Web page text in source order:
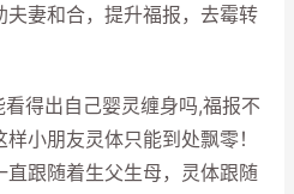
妻和合，提升福报，去霉转
得出自己婴灵缠身吗,福报不
小朋友灵体只能到处飘零！
跟随着生父生母，灵体跟随